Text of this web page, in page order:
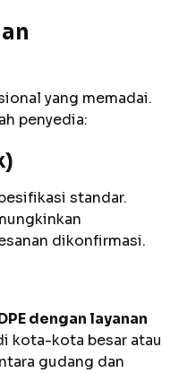
yang memadai.
penyedia:
standar.
dikonfirmasi.
dengan layanan
kota-kota besar atau
gudang dan